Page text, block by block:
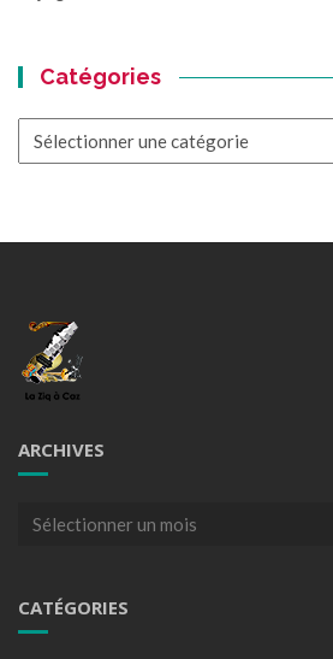
Catégories
ARCHIVES
Archives
CATÉGORIES